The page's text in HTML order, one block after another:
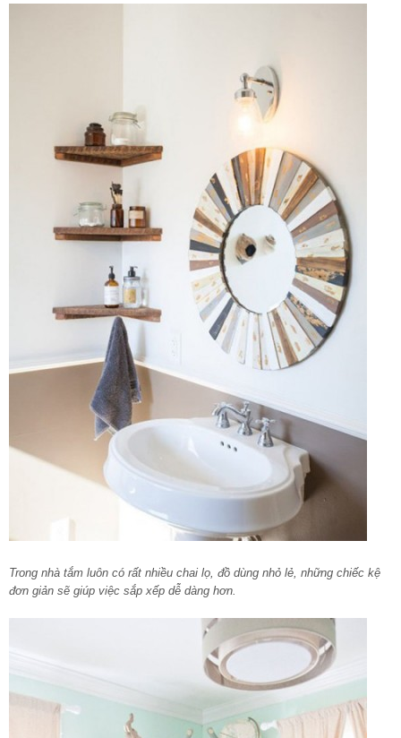
Trong nhà tắm luôn có rất nhiều chai lọ, đồ dùng nhỏ lẻ, những chiếc kệ
đơn giản sẽ giúp việc sắp xếp dễ dàng hơn.